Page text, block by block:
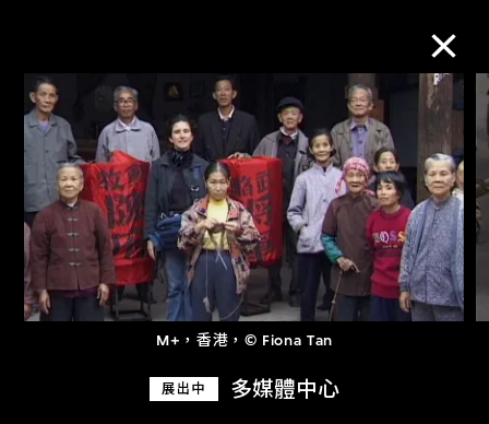
M+，香港，© Fiona Tan
展出中 多媒體中心
M+藏品
進一步篩選 搜索
關於M+藏品
探索世界頂級的二十及二十一世紀視覺